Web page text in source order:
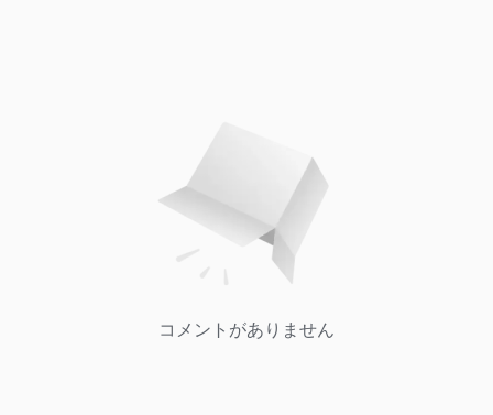
コメントがありません